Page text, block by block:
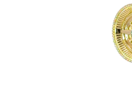
JA EN